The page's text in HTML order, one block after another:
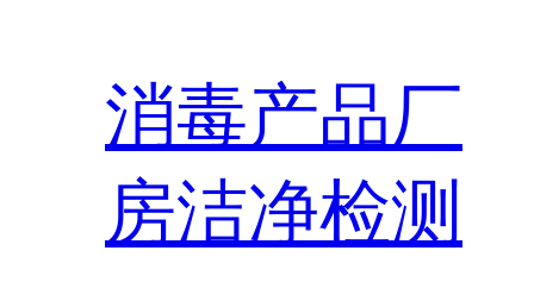
消毒产品厂
房洁净检测